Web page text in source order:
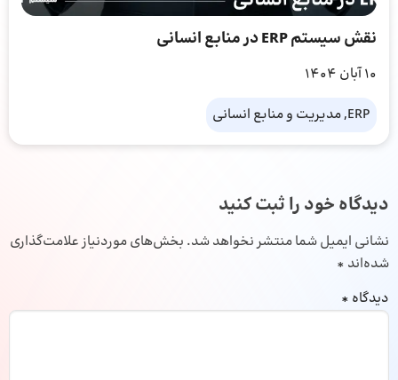
نقش سیستم ERP در منابع انسانی
10 آبان 1404
ERP, مدیریت و منابع انسانی
دیدگاه خود را ثبت کنید
نشانی ایمیل شما منتشر نخواهد شد. بخش‌های موردنیاز علامت‌گذاری
شده‌اند *
دیدگاه *